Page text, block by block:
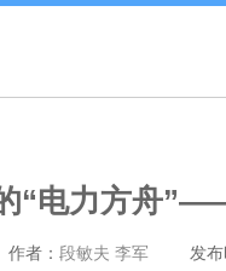
“电力方舟
作者： 段敏夫 李军 发布